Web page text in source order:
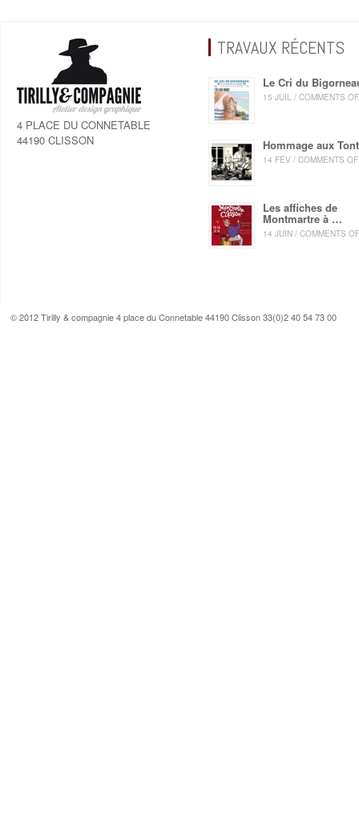
4 PLACE DU CONNETABLE
44190 CLISSON
TRAVAUX RÉCENTS
Le Cri du
15 JUIL / COMMENTS
Hommage aux
14 FÉV / COMMENTS
Les affiches de
Montmartre à …
14 JUIN / COMMENTS
© 2012 Tirilly & compagnie 4 place du Connetable 44190 Clisson 33(0)2 40 54 73 00